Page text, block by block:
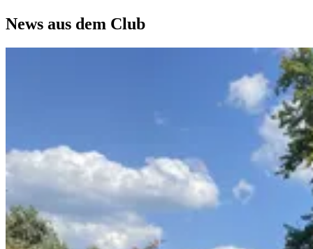
News aus dem Club